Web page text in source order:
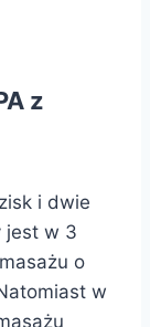
z
i dwie
jest w 3
o
w